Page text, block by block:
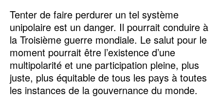
Tenter de faire perdurer un tel système
unipolaire est un danger. Il pourrait conduire à
la Troisième guerre mondiale. Le salut pour le
moment pourrait être l’existence d’une
multipolarité et une participation pleine, plus
juste, plus équitable de tous les pays à toutes
les instances de la gouvernance du monde.